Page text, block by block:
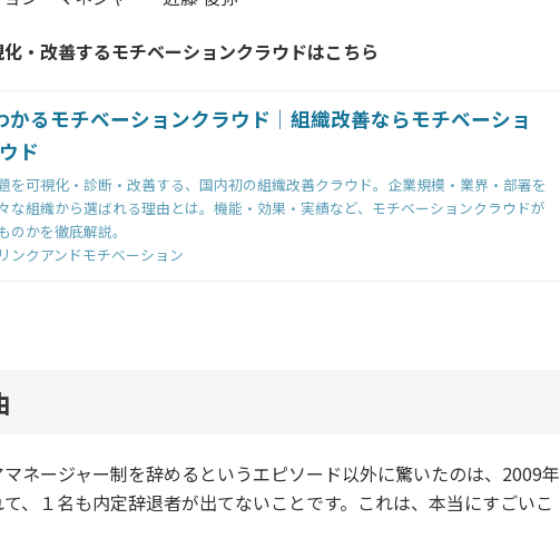
・改善するモチベーションクラウドはこちら
かるモチベーションクラウド｜組織改善ならモチベーショ
ド
を可視化・診断・改善する、国内初の組織改善クラウド。企業規模・業界・部署を
な組織から選ばれる理由とは。機能・効果・実績など、モチベーションクラウドが
のかを徹底解説。
ンクアンドモチベーション
マネージャー制を辞めるというエピソード以外に驚いたのは、2009年
、１名も内定辞退者が出てないことです。これは、本当にすごいこ